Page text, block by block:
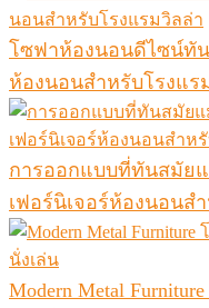
โซฟาห้องนอนดีไซน์ทั
ห้องนอนสำหรับโรงแร
การออกแบบที่ทันสมัย
เฟอร์นิเจอร์ห้องนอนส
Modern Metal